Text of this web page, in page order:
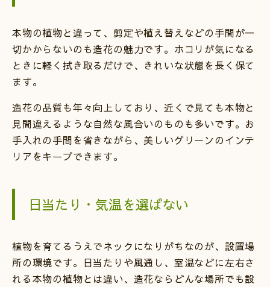
本物の植物と違って、剪定や植え替えなどの手間が一
切かからないのも造花の魅力です。ホコリが気になる
ときに軽く拭き取るだけで、きれいな状態を長く保て
ます。
造花の品質も年々向上しており、近くで見ても本物と
見間違えるような自然な風合いのものも多いです。お
手入れの手間を省きながら、美しいグリーンのインテ
リアをキープできます。
日当たり・気温を選ばない
植物を育てるうえでネックになりがちなのが、設置場
所の環境です。日当たりや風通し、室温などに左右さ
れる本物の植物とは違い、造花ならどんな場所でも設